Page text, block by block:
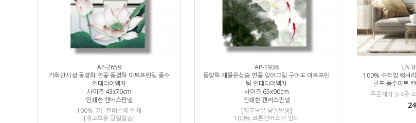
AP-2659
가화만사성 동양화 연꽃 풍경화 아트프린팅 풍수
인테리어액자
사이즈 43x70cm
인쇄한 캔버스판넬
100% 코튼캔버스에 인쇄
[재고보유 당일발송]
AP-1938
동양화 재물운상승 연꽃 잉어그림 구어도 아트프린
팅 인테리어액자
사이즈 65x90cm
인쇄한 캔버스판넬
[재고보유 당일발송]
100% 코튼캔버스에 인쇄
LN
100% 수작업 럭셔
골드 풍수아트
주문제작 3-4주